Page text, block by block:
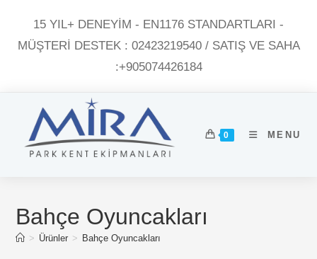
content
15 YIL+ DENEYİM - EN1176 STANDARTLARI -
MÜŞTERI DESTEK : 02423219540 / SATIŞ VE SAHA
:+905074426184
0 MENU
Bahçe Oyuncakları
> Ürünler > Bahçe Oyuncakları